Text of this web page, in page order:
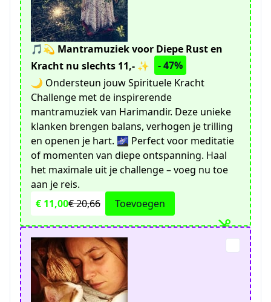
🎵💫 Mantramuziek voor Diepe Rust en
Kracht nu slechts 11,- ✨
- 47%
🌙 Ondersteun jouw Spirituele Kracht
Challenge met de inspirerende
mantramuziek van Harimandir. Deze unieke
klanken brengen balans, verhogen je trilling
en openen je hart. 🌌 Perfect voor meditatie
of momenten van diepe ontspanning. Haal
het maximale uit je challenge – voeg nu toe
aan je reis.
€ 11,00€ 20,66 Toevoegen